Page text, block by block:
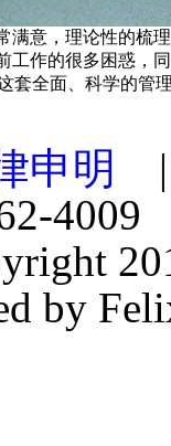
满意，理论性的梳
工作的很多困惑，
套全面、科学的管
申明
by